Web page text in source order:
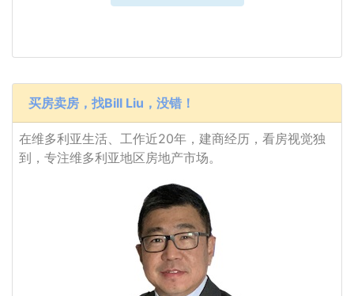
买房卖房，找Bill Liu，没错！
在维多利亚生活、工作近20年，建商经历，看房视觉独
到，专注维多利亚地区房地产市场。